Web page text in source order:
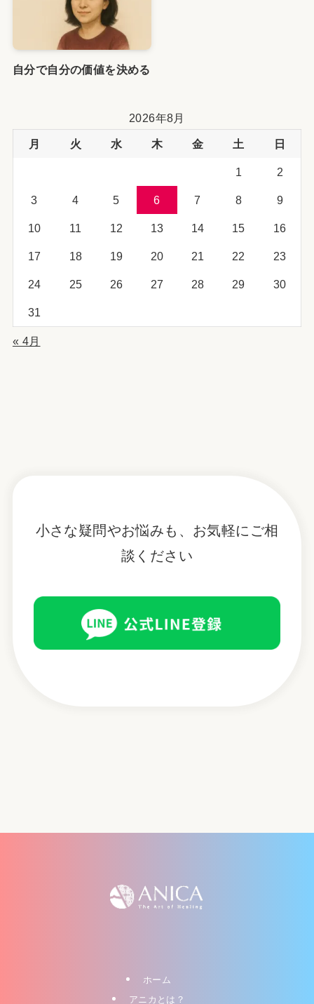
自分で自分の価値を決める
2026年8月
月 火 水 木 金 土 日
1 2
3 4 5 6 7 8 9
10 11 12 13 14 15 16
17 18 19 20 21 22 23
24 25 26 27 28 29 30
31
« 4月
小さな疑問やお悩みも、お気軽にご相
談ください
ホーム
アニカとは？